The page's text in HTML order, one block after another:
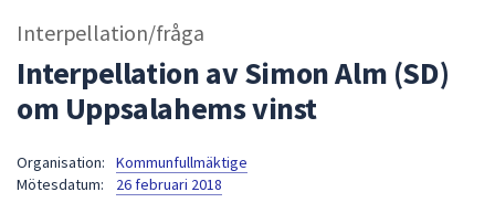
sökfältet
kommer
Interpellation/fråga
Interpellation av Simon Alm (SD)
om Uppsalahems vinst
Organisation:
Kommunfullmäktige
Mötesdatum:
26 februari 2018